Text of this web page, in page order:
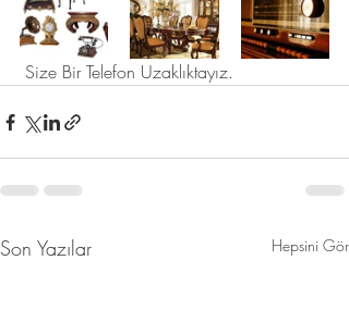
Size Bir Telefon Uzaklıktayız.
Son Yazılar Hepsini Gör